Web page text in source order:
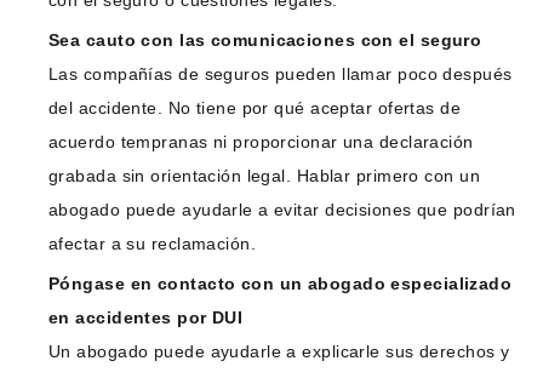
Sea cauto con las comunicaciones con el seguro
Las compañías de seguros pueden llamar poco después
del accidente. No tiene por qué aceptar ofertas de
acuerdo tempranas ni proporcionar una declaración
grabada sin orientación legal. Hablar primero con un
abogado puede ayudarle a evitar decisiones que podrían
afectar a su reclamación.
Póngase en contacto con un abogado especializado
en accidentes por DUI
Un abogado puede ayudarle a explicarle sus derechos y